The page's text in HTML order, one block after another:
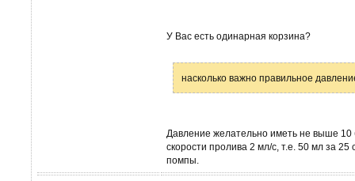
У Вас есть одинарная корзина?
насколько важно правильное
Давление желательно иметь не выше 10
скорости пролива 2 мл/с, т.е. 50 мл за 25
помпы.